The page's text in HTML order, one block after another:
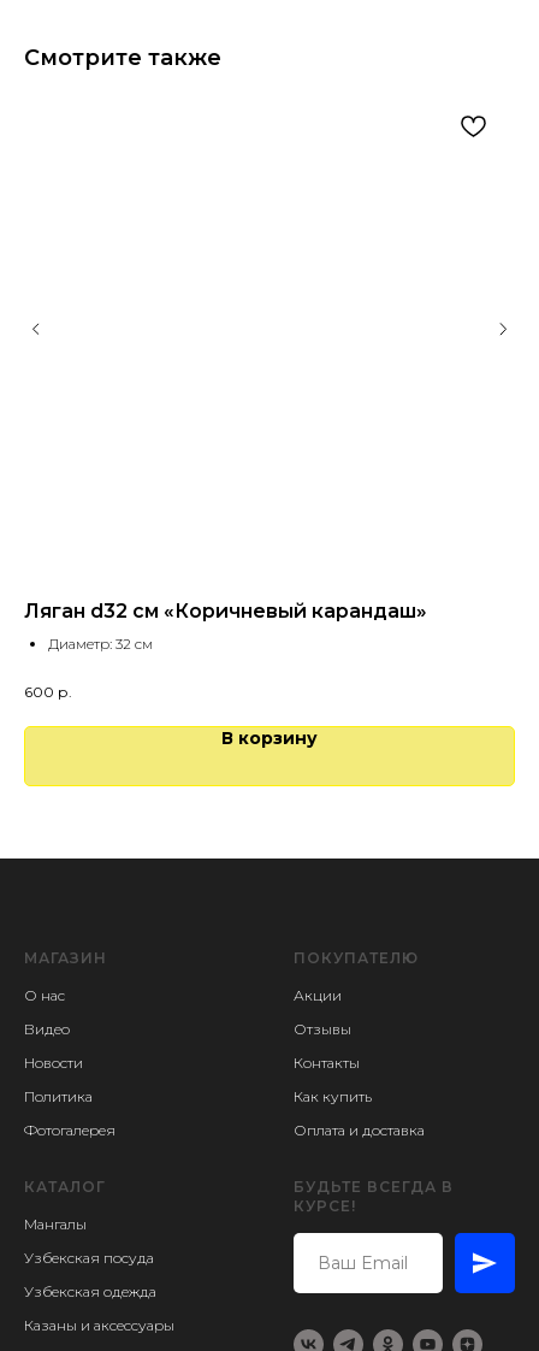
Смотрите также
Ляган d32 см «Коричневый карандаш»
Диаметр: 32 см
600 р.
В корзину
МАГАЗИН
О нас
Видео
Новости
Политика
Фотогалерея
ПОКУПАТЕЛЮ
Акции
Отзывы
Контакты
Как купить
Оплата и доставка
КАТАЛОГ
Мангалы
Узбекская посуда
Узбекская одежда
Казаны и аксессуары
БУДЬТЕ ВСЕГДА В
КУРСЕ!